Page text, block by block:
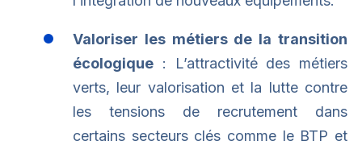
Valoriser les métiers de la transition
écologique : L’attractivité des métiers
verts, leur valorisation et la lutte contre
les tensions de recrutement dans
certains secteurs clés comme le BTP et